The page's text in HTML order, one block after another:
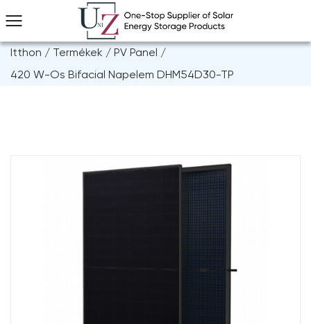
Itthon / Termékek / PV Panel /
420 W-Os Bifacial Napelem DHM54D30-TP